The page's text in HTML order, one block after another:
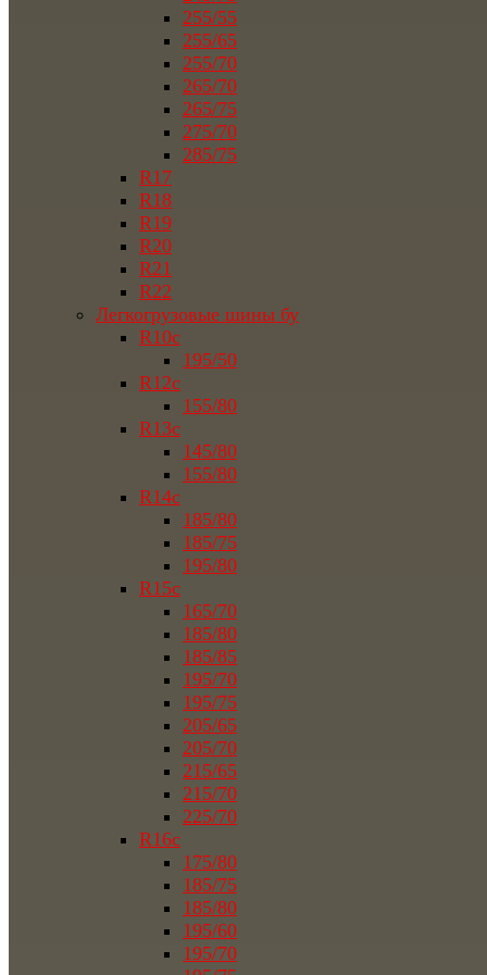
255/55
255/65
255/70
265/70
265/75
275/70
285/75
R17
R18
R19
R20
R21
R22
Легкогрузовые шины бу
R10c
195/50
R12c
155/80
R13c
145/80
155/80
R14c
185/80
185/75
195/80
R15c
165/70
185/80
185/85
195/70
195/75
205/65
205/70
215/65
215/70
225/70
R16c
175/80
185/75
185/80
195/60
195/70